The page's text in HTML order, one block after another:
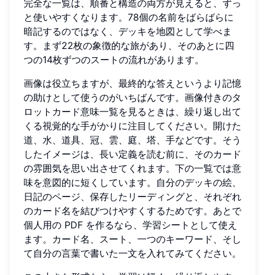
完全な一覧は、順番と構造の両方が見えると、ずっ
と使いやすくなります。78個の名前をばらばらに
暗記するのではなく、デッキを地図として学べま
す。まず22枚の象徴的な旅があり、そのあとに四
つの14枚ずつのスートの流れがあります。
画像は役立ちますが、最終的な答えというより記憶
の助けとして使うのがいちばんです。画像付きのタ
ロットカード意味一覧を見るときは、繰り返し出て
くる視覚的な手がかりに注目してください。開けた
道、水、道具、冠、雲、庭、塔、手などです。そう
したイメージは、長い定義を読む前に、そのカード
の雰囲気を思い出させてくれます。下の一覧では意
味を意図的に短くしています。自分のデッキの絵、
日記のページ、保存したリーディングと、それぞれ
のカード名を結びつけやすくするためです。あとで
個人用の PDF を作るなら、学習シートとして使え
ます。カード名、スート、一つのキーワード、そし
て自分の言葉で書いた一文を入れてみてください。